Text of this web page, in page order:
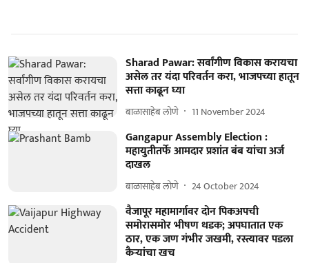
Sharad Pawar: सर्वांगीण विकास करायचा
असेल तर यंदा परिवर्तन करा, भाजपच्या हातून
सत्ता काढून घ्या
बाळासाहेब लोणे 11 November 2024
Gangapur Assembly Election :
महायुतीतर्फे आमदार प्रशांत बंब यांचा अर्ज
दाखल
बाळासाहेब लोणे 24 October 2024
वैजापूर महामार्गावर दोन पिकअपची
समोरासमोर भीषण धडक; अपघातात एक
ठार, एक जण गंभीर जखमी, रस्त्यावर पडला
कैऱ्यांचा खच